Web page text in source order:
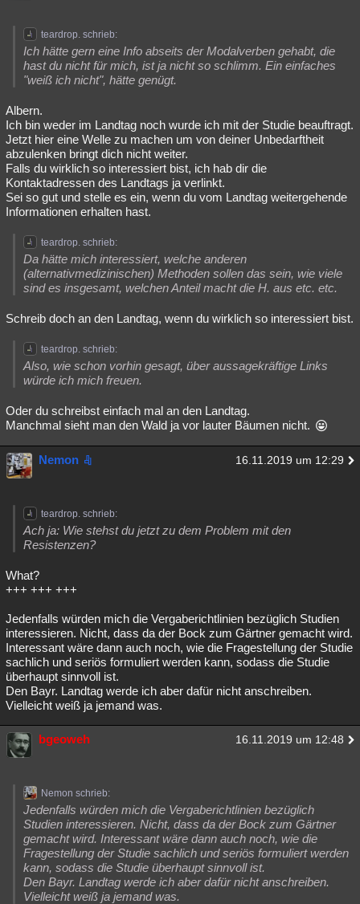
teardrop. schrieb:
Ich hätte gern eine Info abseits der Modalverben gehabt, die
hast du nicht für mich, ist ja nicht so schlimm. Ein einfaches
"weiß ich nicht", hätte genügt.
Albern.
Ich bin weder im Landtag noch wurde ich mit der Studie beauftragt.
Jetzt hier eine Welle zu machen um von deiner Unbedarftheit
abzulenken bringt dich nicht weiter.
Falls du wirklich so interessiert bist, ich hab dir die
Kontaktadressen des Landtags ja verlinkt.
Sei so gut und stelle es ein, wenn du vom Landtag weitergehende
Informationen erhalten hast.
teardrop. schrieb:
Da hätte mich interessiert, welche anderen
(alternativmedizinischen) Methoden sollen das sein, wie viele
sind es insgesamt, welchen Anteil macht die H. aus etc. etc.
Schreib doch an den Landtag, wenn du wirklich so interessiert bist.
teardrop. schrieb:
Also, wie schon vorhin gesagt, über aussagekräftige Links
würde ich mich freuen.
Oder du schreibst einfach mal an den Landtag.
Manchmal sieht man den Wald ja vor lauter Bäumen nicht.
Nemon 16.11.2019 um 12:29
teardrop. schrieb:
Ach ja: Wie stehst du jetzt zu dem Problem mit den
Resistenzen?
What?
+++ +++ +++
Jedenfalls würden mich die Vergaberichtlinien bezüglich Studien
interessieren. Nicht, dass da der Bock zum Gärtner gemacht wird.
Interessant wäre dann auch noch, wie die Fragestellung der Studie
sachlich und seriös formuliert werden kann, sodass die Studie
überhaupt sinnvoll ist.
Den Bayr. Landtag werde ich aber dafür nicht anschreiben.
Vielleicht weiß ja jemand was.
bgeoweh 16.11.2019 um 12:48
Nemon schrieb:
Jedenfalls würden mich die Vergaberichtlinien bezüglich
Studien interessieren. Nicht, dass da der Bock zum Gärtner
gemacht wird. Interessant wäre dann auch noch, wie die
Fragestellung der Studie sachlich und seriös formuliert werden
kann, sodass die Studie überhaupt sinnvoll ist.
Den Bayr. Landtag werde ich aber dafür nicht anschreiben.
Vielleicht weiß ja jemand was.